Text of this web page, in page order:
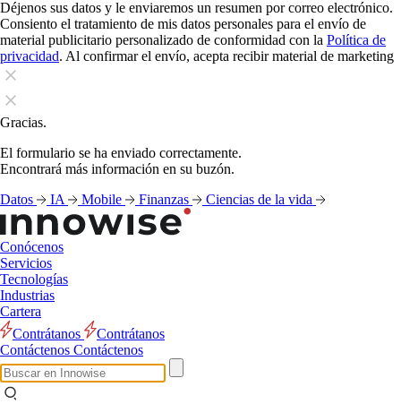
Déjenos sus datos y le enviaremos un resumen por correo electrónico.
Consiento el tratamiento de mis datos personales para el envío de
material publicitario personalizado de conformidad con la Política de
privacidad. Al confirmar el envío, acepta recibir material de marketing
Gracias.
El formulario se ha enviado correctamente.
Encontrará más información en su buzón.
Datos
IA Mobile Finanzas Ciencias de la vida
Conócenos
Servicios
Tecnologías
Industrias
Cartera
Contrátanos
Contrátanos
Contáctenos Contáctenos